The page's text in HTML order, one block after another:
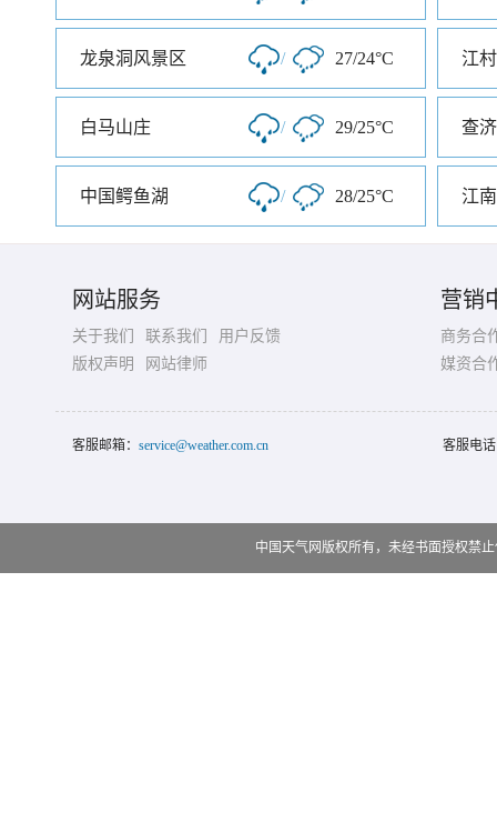
龙泉洞风景区 / 27/24°C 江村
白马山庄 / 29/25°C 查
中国鳄鱼湖 / 28/25°C 江
网站服务
关于我们 联系我们
用户反馈
版权声明
网站律师
营销
商务合
媒资合
客服邮箱： service@weather.com.cn 客服电
中国天气网版权所有，未经书面授权